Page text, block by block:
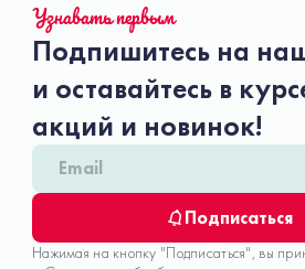
Узнавать первым
Подпишитесь на
и оставайтесь в
акций и новинок!
Подписаться
Нажимая на кнопку "Подписаться", вы